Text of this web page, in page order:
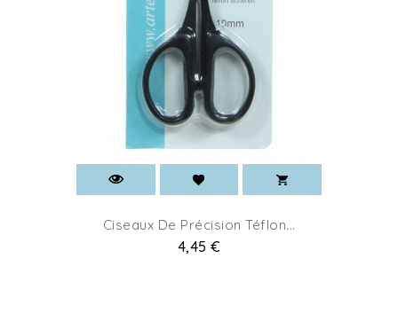
Ciseaux De Précision Téflon...
Pret
4,45 €